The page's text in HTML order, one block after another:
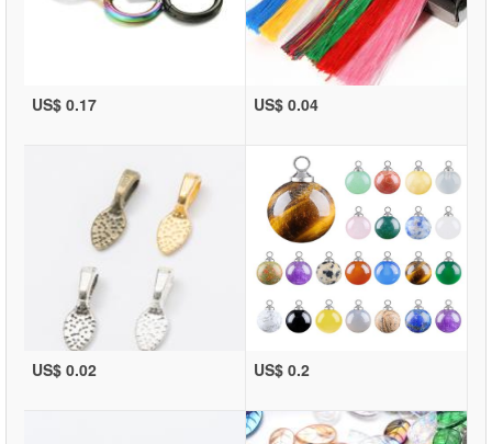
US$ 0.17 US$ 0.04
US$ 0.02 US$ 0.2